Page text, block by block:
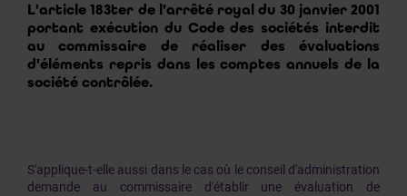
L'article 183ter de l’arrêté royal du 30 janvier 2001
portant exécution du Code des sociétés interdit
au commissaire de réaliser des évaluations
d'éléments repris dans les comptes annuels de la
société contrôlée.
S'applique-t-elle aussi dans le cas où le conseil d'administration
demande au commissaire d'établir une évaluation de